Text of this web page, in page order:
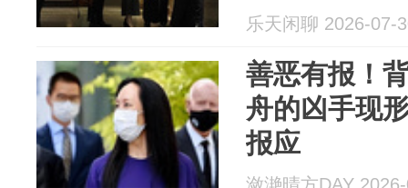
乐天闲聊 2026-07-
善恶有报！
舟的凶手现
报应